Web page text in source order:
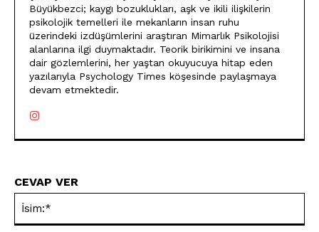
Büyükbezci; kaygı bozuklukları, aşk ve ikili ilişkilerin
psikolojik temelleri ile mekanların insan ruhu
üzerindeki izdüşümlerini araştıran Mimarlık Psikolojisi
alanlarına ilgi duymaktadır. Teorik birikimini ve insana
dair gözlemlerini, her yaştan okuyucuya hitap eden
yazılarıyla Psychology Times köşesinde paylaşmaya
devam etmektedir.
CEVAP VER